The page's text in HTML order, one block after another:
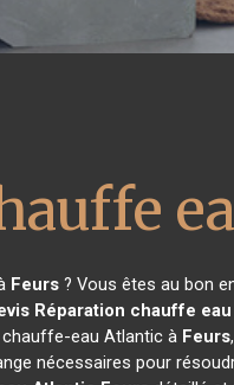
Feurs ? Vous êtes au bon
Réparation chauffe
eau Atlantic à Feurs
nécessaires pour